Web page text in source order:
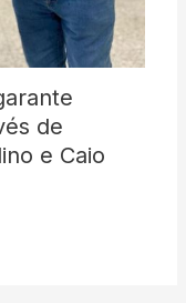
de
e Caio